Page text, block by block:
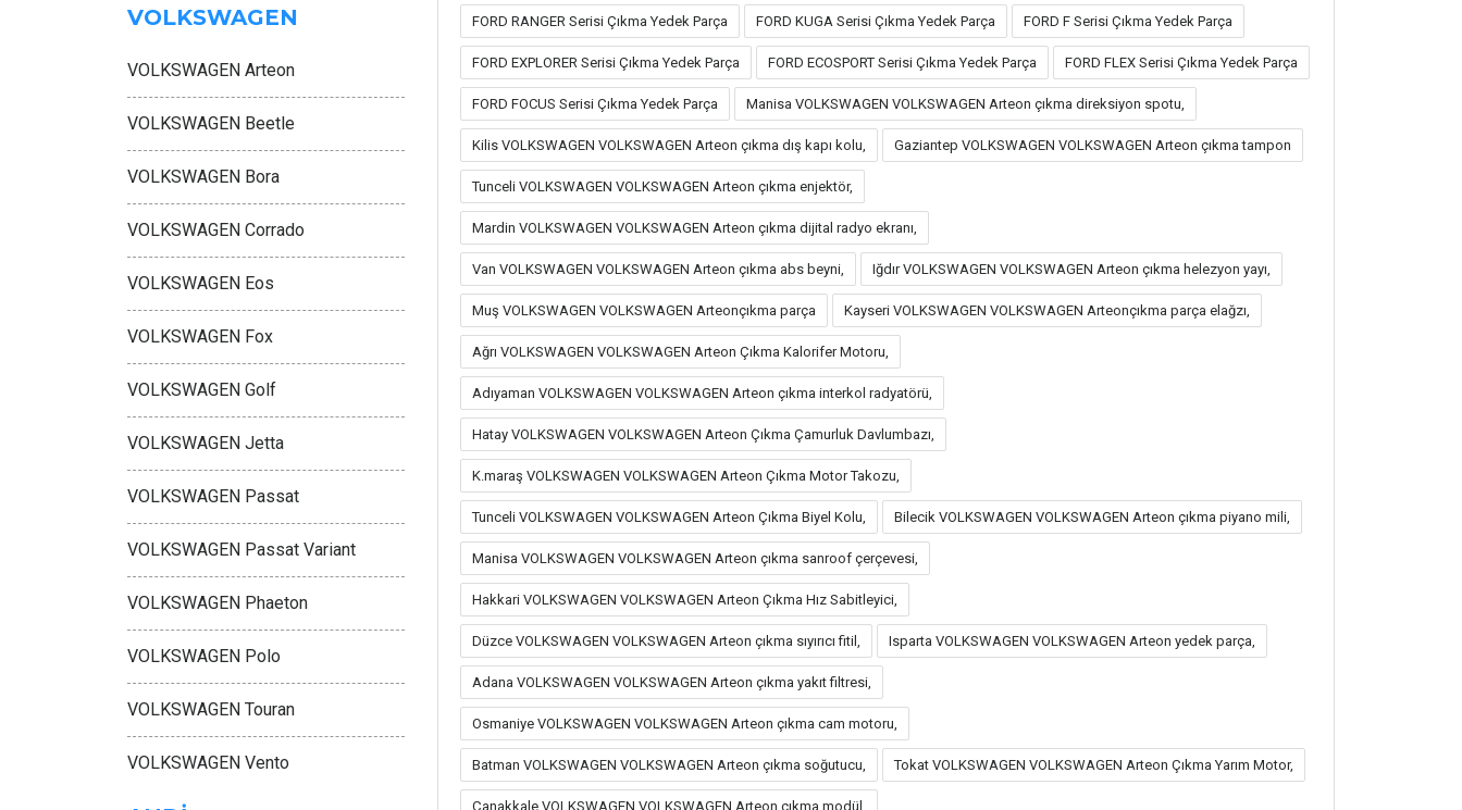
FORD RANGER Serisi Çıkma Yedek Parça FORD KUGA Serisi Çıkma Yedek Parça FORD F Serisi Çıkma Yedek Parça
FORD EXPLORER Serisi Çıkma Yedek Parça FORD ECOSPORT Serisi Çıkma Yedek Parça FORD FLEX Serisi Çıkma Yedek Parça
FORD FOCUS Serisi Çıkma Yedek Parça Manisa VOLKSWAGEN VOLKSWAGEN Arteon çıkma direksiyon spotu,
Kilis VOLKSWAGEN VOLKSWAGEN Arteon çıkma dış kapı kolu, Gaziantep VOLKSWAGEN VOLKSWAGEN Arteon çıkma tampon
Tunceli VOLKSWAGEN VOLKSWAGEN Arteon çıkma enjektör,
Mardin VOLKSWAGEN VOLKSWAGEN Arteon çıkma dijital radyo ekranı,
Van VOLKSWAGEN VOLKSWAGEN Arteon çıkma abs beyni, Iğdır VOLKSWAGEN VOLKSWAGEN Arteon çıkma helezyon yayı,
Muş VOLKSWAGEN VOLKSWAGEN Arteonçıkma parça Kayseri VOLKSWAGEN VOLKSWAGEN Arteonçıkma parça elağzı,
Ağrı VOLKSWAGEN VOLKSWAGEN Arteon Çıkma Kalorifer Motoru,
Adıyaman VOLKSWAGEN VOLKSWAGEN Arteon çıkma interkol radyatörü,
Hatay VOLKSWAGEN VOLKSWAGEN Arteon Çıkma Çamurluk Davlumbazı,
K.maraş VOLKSWAGEN VOLKSWAGEN Arteon Çıkma Motor Takozu,
Tunceli VOLKSWAGEN VOLKSWAGEN Arteon Çıkma Biyel Kolu, Bilecik VOLKSWAGEN VOLKSWAGEN Arteon çıkma piyano mili,
Manisa VOLKSWAGEN VOLKSWAGEN Arteon çıkma sanroof çerçevesi,
Hakkari VOLKSWAGEN VOLKSWAGEN Arteon Çıkma Hız Sabitleyici,
Düzce VOLKSWAGEN VOLKSWAGEN Arteon çıkma sıyırıcı fitil, Isparta VOLKSWAGEN VOLKSWAGEN Arteon yedek parça,
Adana VOLKSWAGEN VOLKSWAGEN Arteon çıkma yakıt filtresi,
Osmaniye VOLKSWAGEN VOLKSWAGEN Arteon çıkma cam motoru,
Batman VOLKSWAGEN VOLKSWAGEN Arteon çıkma soğutucu, Tokat VOLKSWAGEN VOLKSWAGEN Arteon Çıkma Yarım Motor,
Çanakkale VOLKSWAGEN VOLKSWAGEN Arteon çıkma modül,
VOLKSWAGEN
VOLKSWAGEN Arteon
VOLKSWAGEN Beetle
VOLKSWAGEN Bora
VOLKSWAGEN Corrado
VOLKSWAGEN Eos
VOLKSWAGEN Fox
VOLKSWAGEN Golf
VOLKSWAGEN Jetta
VOLKSWAGEN Passat
VOLKSWAGEN Passat Variant
VOLKSWAGEN Phaeton
VOLKSWAGEN Polo
VOLKSWAGEN Touran
VOLKSWAGEN Vento